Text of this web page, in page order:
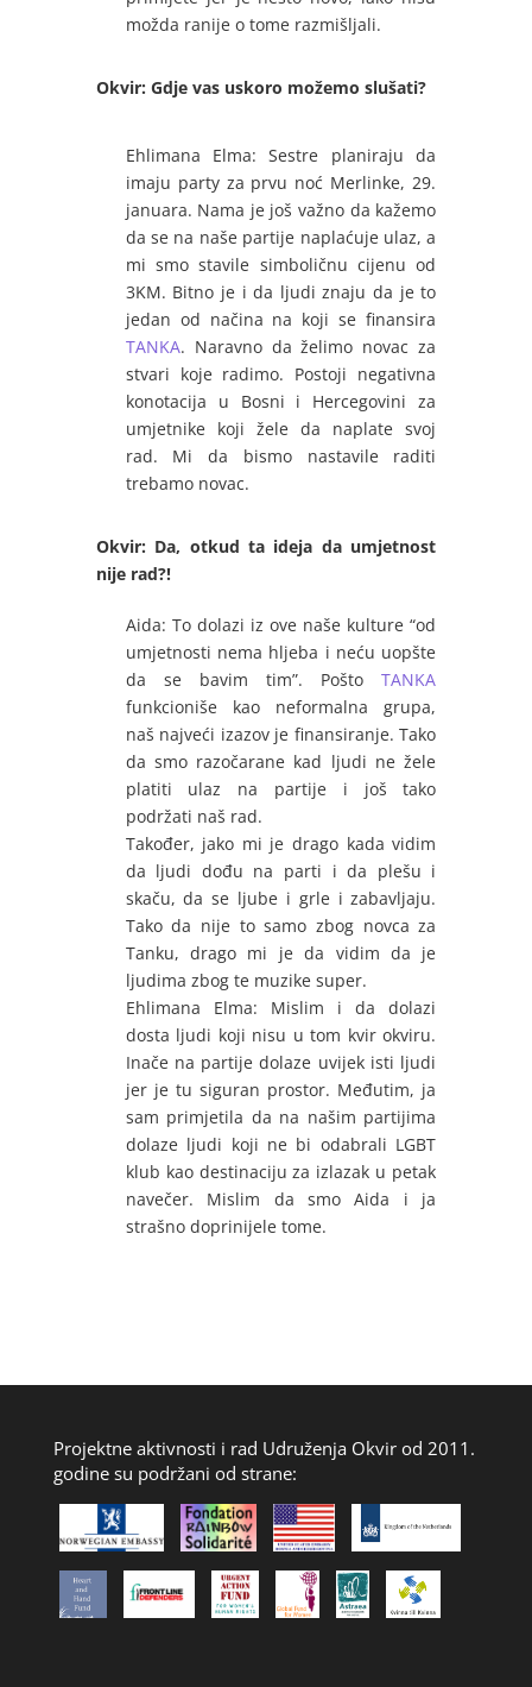
možda ranije o tome razmišljali.
Okvir: Gdje vas uskoro možemo slušati?
Ehlimana Elma: Sestre planiraju da
imaju party za prvu noć Merlinke, 29.
januara. Nama je još važno da kažemo
da se na naše partije naplaćuje ulaz, a
mi smo stavile simboličnu cijenu od
3KM. Bitno je i da ljudi znaju da je to
jedan od načina na koji se finansira
TANKA. Naravno da želimo novac za
stvari koje radimo. Postoji negativna
konotacija u Bosni i Hercegovini za
umjetnike koji žele da naplate svoj
rad. Mi da bismo nastavile raditi
trebamo novac.
Okvir: Da, otkud ta ideja da umjetnost
nije rad?!
Aida: To dolazi iz ove naše kulture “od
umjetnosti nema hljeba i neću uopšte
da se bavim tim”. PoštoTANKA
funkcioniše kao neformalna grupa,
naš najveći izazov je finansiranje. Tako
da smo razočarane kad ljudi ne žele
platiti ulaz na partije i još tako
podržati naš rad.
Također, jako mi je drago kada vidim
da ljudi dođu na parti i da plešu i
skaču, da se ljube i grle i zabavljaju.
Tako da nije to samo zbog novca za
Tanku, drago mi je da vidim da je
ljudima zbog te muzike super.
Ehlimana Elma: Mislim i da dolazi
dosta ljudi koji nisu u tom kvir okviru.
Inače na partije dolaze uvijek isti ljudi
jer je tu siguran prostor. Međutim, ja
sam primjetila da na našim partijima
dolaze ljudi koji ne bi odabrali LGBT
klub kao destinaciju za izlazak u petak
navečer. Mislim da smo Aida i ja
strašno doprinijele tome.
Projektne aktivnosti i rad Udruženja Okvir od 2011.
godine su podržani od strane: